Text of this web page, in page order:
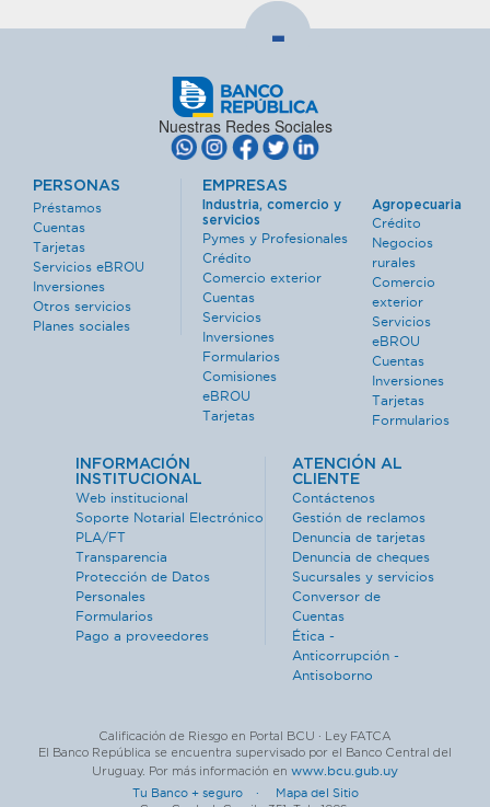
-
Nuestras Redes Sociales
PERSONAS
Préstamos
Cuentas
Tarjetas
Servicios eBROU
Inversiones
Otros servicios
Planes sociales
EMPRESAS
Industria, comercio y
servicios
Pymes y Profesionales
Crédito
Comercio exterior
Cuentas
Servicios
Inversiones
Formularios
Comisiones
eBROU
Tarjetas
Agropecuaria
Crédito
Negocios
rurales
Comercio
exterior
Servicios
eBROU
Cuentas
Inversiones
Tarjetas
Formularios
INFORMACIÓN
INSTITUCIONAL
Web institucional
Soporte Notarial Electrónico
PLA/FT
Transparencia
Protección de Datos
Personales
Formularios
Pago a proveedores
ATENCIÓN AL
CLIENTE
Contáctenos
Gestión de reclamos
Denuncia de tarjetas
Denuncia de cheques
Sucursales y servicios
Conversor de
Cuentas
Ética -
Anticorrupción -
Antisoborno
Calificación de Riesgo en Portal BCU · Ley FATCA
El Banco República se encuentra supervisado por el Banco Central del
Uruguay. Por más información en www.bcu.gub.uy
Tu Banco + seguro · Mapa del Sitio